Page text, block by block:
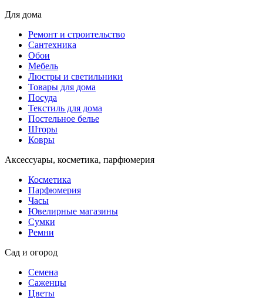
Для дома
Ремонт и строительство
Сантехника
Обои
Мебель
Люстры и светильники
Товары для дома
Посуда
Текстиль для дома
Постельное белье
Шторы
Ковры
Аксессуары, косметика, парфюмерия
Косметика
Парфюмерия
Часы
Ювелирные магазины
Сумки
Ремни
Сад и огород
Семена
Саженцы
Цветы